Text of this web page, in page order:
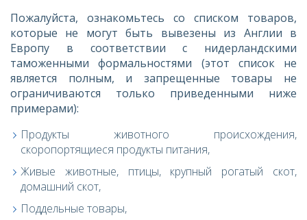
Пожалуйста, ознакомьтесь со списком товаров,
которые не могут быть вывезены из Англии в
Европу в соответствии с нидерландскими
таможенными формальностями (этот список не
является полным, и запрещенные товары не
ограничиваются только приведенными ниже
примерами):
Продукты животного происхождения,
скоропортящиеся продукты питания,
Живые животные, птицы, крупный рогатый скот,
домашний скот,
Поддельные товары,